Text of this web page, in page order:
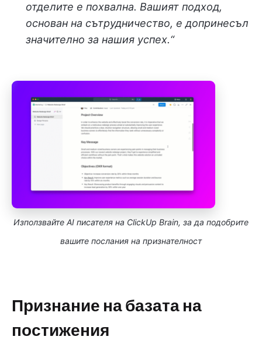
отделите е похвална. Вашият подход,
основан на сътрудничество, е допринесъл
значително за нашия успех.“
Използвайте AI писателя на ClickUp Brain, за да подобрите
вашите послания на признателност
Признание на базата на
постижения